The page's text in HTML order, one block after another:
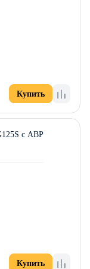
Купить
с АВР
Купить